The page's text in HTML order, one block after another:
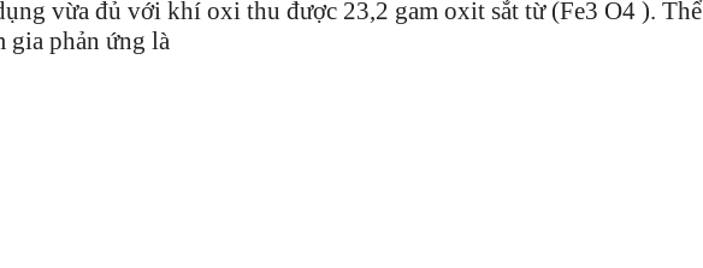
vừa đủ với khí oxi thu được 23,2 gam oxit sắt từ (Fe3 O4 ). Thể
phản ứng là